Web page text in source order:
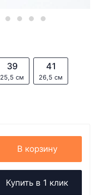
39
25,5 см
41
26,5 см
В корзину
Купить в 1 клик